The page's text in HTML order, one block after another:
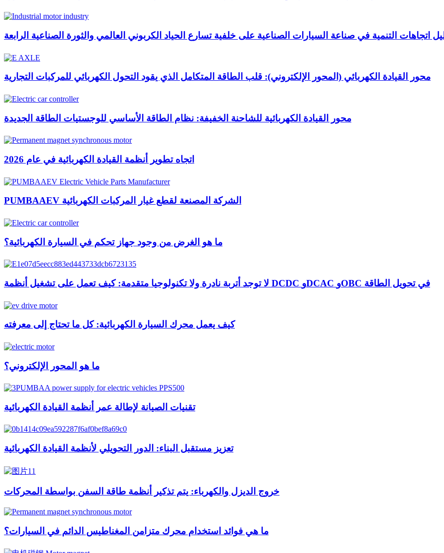
اتجاهات التنمية في صناعة السيارات الصناعية على خلفية تسارع الحياد الكربوني العالمي والثورة الصناعية الرابعة
محور القيادة الكهربائي (المحور الإلكتروني): قلب الطاقة المتكامل الذي يقود التحول الكهربائي للمركبات التجارية
محور القيادة الكهربائية للشاحنة الخفيفة: نظام الطاقة الأساسي للوجستيات الطاقة الجديدة
اتجاه تطوير أنظمة القيادة الكهربائية في عام 2026
PUMBAAEV الشركة المصنعة لقطع غيار المركبات الكهربائية
ما هو الغرض من وجود جهاز تحكم في السيارة الكهربائية؟
لا توجد أتربة نادرة ولا تكنولوجيا متقدمة: كيف تعمل على تشغيل أنظمة DCDC وDCAC وOBC في تحويل الطاقة
كيف يعمل محرك السيارة الكهربائية: كل ما تحتاج إلى معرفته
ما هو المحور الإلكتروني؟
تقنيات الصيانة لإطالة عمر أنظمة القيادة الكهربائية
تعزيز مستقبل البناء: الدور التحويلي لأنظمة القيادة الكهربائية
خروج الديزل والكهرباء: يتم تذكير أنظمة طاقة السفن بواسطة المحركات
ما هي فوائد استخدام محرك متزامن المغناطيس الدائم في السيارات؟